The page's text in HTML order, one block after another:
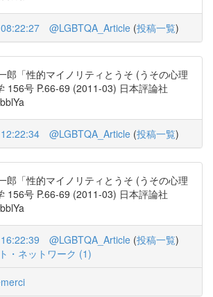
@LGBTQA_Article (投稿一覧)
郎「性的マイノリティとうそ (うその心理
156号 P.66-69 (2011-03) 日本評論社
@LGBTQA_Article (投稿一覧)
郎「性的マイノリティとうそ (うその心理
156号 P.66-69 (2011-03) 日本評論社
@LGBTQA_Article (投稿一覧)
・ネットワーク (1)